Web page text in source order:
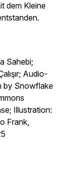
dem Kleine
Sahebi;
Audio-
by Snowflake
Illustration:
Frank,